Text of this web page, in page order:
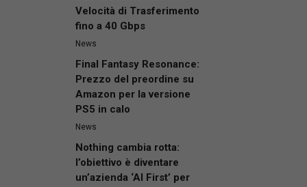
Velocità di Trasferimento
fino a 40 Gbps
News
Final Fantasy Resonance:
Prezzo del preordine su
Amazon per la versione
PS5 in calo
News
Nothing cambia rotta:
l’obiettivo è diventare
un’azienda ‘AI First’ per